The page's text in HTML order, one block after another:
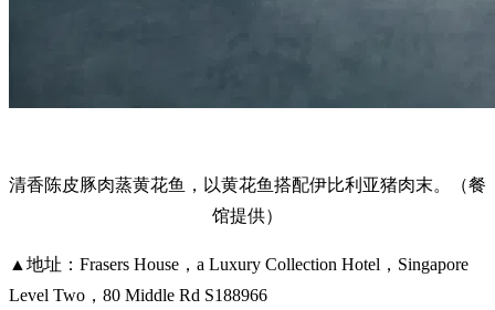
清香陈皮豚肉蒸黄花鱼，以黄花鱼搭配伊比利亚猪肉末。（餐
馆提供）
▲地址：Frasers House，a Luxury Collection Hotel，Singapore
Level Two，80 Middle Rd S188966